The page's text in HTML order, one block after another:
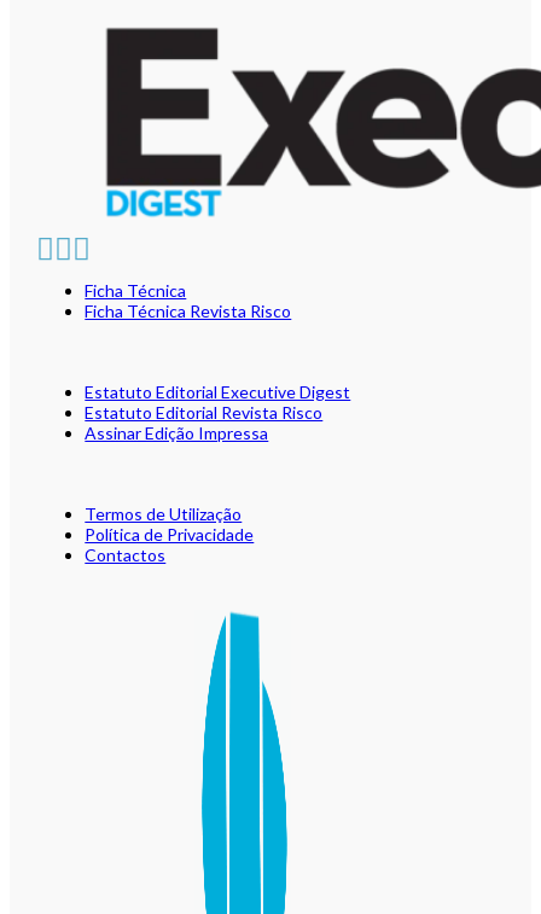
Ficha Técnica
Ficha Técnica Revista Risco
Estatuto Editorial Executive Digest
Estatuto Editorial Revista Risco
Assinar Edição Impressa
Termos de Utilização
Política de Privacidade
Contactos